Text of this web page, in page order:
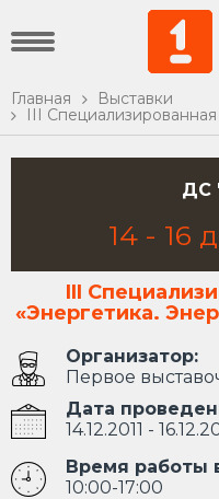
Главная
Выставки
III Специализированная
ДС
14 - 16
III
«Энергетика.
Организатор:
Первое
Дата
14.12.2011 -
Время работы
10:00-17:00